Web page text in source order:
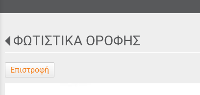
ΦΩΤΙΣΤΙΚΑ ΟΡΟΦΗΣ
Επιστροφή